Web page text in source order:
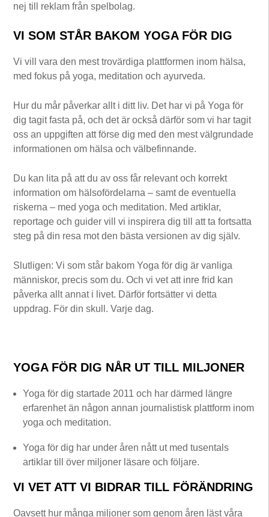
nej till reklam från spelbolag.
VI SOM STÅR BAKOM YOGA FÖR DIG
Vi vill vara den mest trovärdiga plattformen inom hälsa,
med fokus på yoga, meditation och ayurveda.
Hur du mår påverkar allt i ditt liv. Det har vi på Yoga för
dig tagit fasta på, och det är också därför som vi har tagit
oss an uppgiften att förse dig med den mest välgrundade
informationen om hälsa och välbefinnande.
Du kan lita på att du av oss får relevant och korrekt
information om hälsofördelarna – samt de eventuella
riskerna – med yoga och meditation. Med artiklar,
reportage och guider vill vi inspirera dig till att ta fortsatta
steg på din resa mot den bästa versionen av dig själv.
Slutligen: Vi som står bakom Yoga för dig är vanliga
människor, precis som du. Och vi vet att inre frid kan
påverka allt annat i livet. Därför fortsätter vi detta
uppdrag. För din skull. Varje dag.
YOGA FÖR DIG NÅR UT TILL MILJONER
Yoga för dig startade 2011 och har därmed längre
erfarenhet än någon annan journalistisk plattform inom
yoga och meditation.
Yoga för dig har under åren nått ut med tusentals
artiklar till över miljoner läsare och följare.
VI VET ATT VI BIDRAR TILL FÖRÄNDRING
Oavsett hur många miljoner som genom åren läst våra